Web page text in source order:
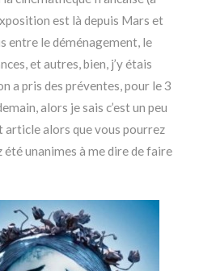
est là depuis Mars et
entre le déménagement, le
et autres, bien, j’y étais
a pris des préventes, pour le 3
alors je sais c’est un peu
alors que vous pourrez
été unanimes à me dire de faire